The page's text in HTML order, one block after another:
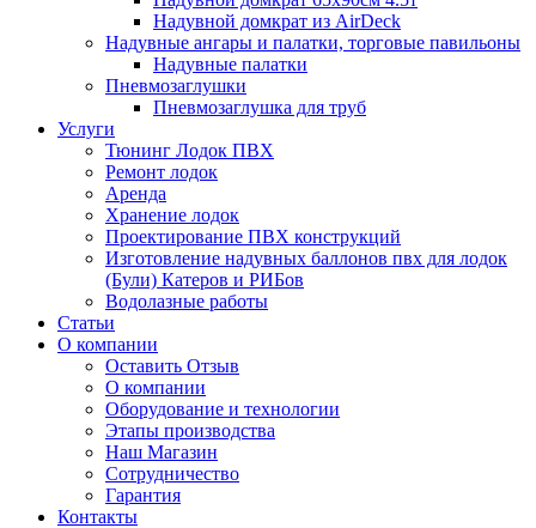
Надувной домкрат из AirDeck
Надувные ангары и палатки, торговые павильоны
Надувные палатки
Пневмозаглушки
Пневмозаглушка для труб
Услуги
Тюнинг Лодок ПВХ
Ремонт лодок
Аренда
Хранение лодок
Проектирование ПВХ конструкций
Изготовление надувных баллонов пвх для лодок
(Були) Катеров и РИБов
Водолазные работы
Статьи
О компании
Оставить Отзыв
О компании
Оборудование и технологии
Этапы производства
Наш Магазин
Сотрудничество
Гарантия
Контакты